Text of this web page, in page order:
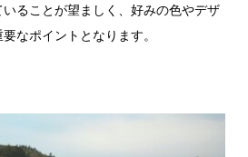
ることが望ましく、好みの色やデザ
なポイントとなります。